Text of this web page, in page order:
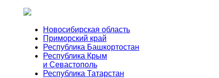
Новосибирская область
Приморский край
Республика Башкортостан
Республика Крым
и Севастополь
Республика Татарстан